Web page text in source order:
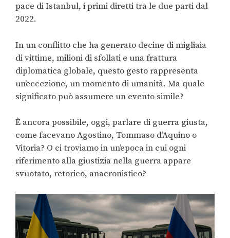
pace di Istanbul, i primi diretti tra le due parti dal
2022.
In un conflitto che ha generato decine di migliaia
di vittime, milioni di sfollati e una frattura
diplomatica globale, questo gesto rappresenta
un’eccezione, un momento di umanità. Ma quale
significato può assumere un evento simile?
È ancora possibile, oggi, parlare di guerra giusta,
come facevano Agostino, Tommaso d’Aquino o
Vitoria? O ci troviamo in un’epoca in cui ogni
riferimento alla giustizia nella guerra appare
svuotato, retorico, anacronistico?